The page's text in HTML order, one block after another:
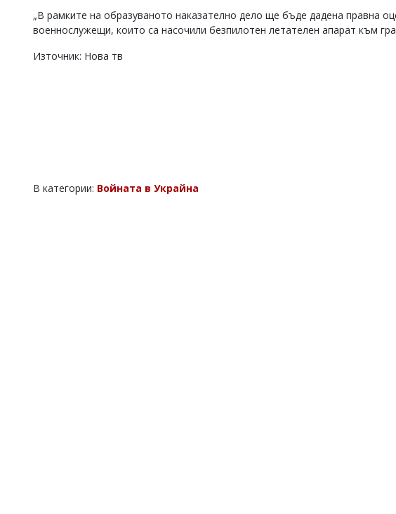
сигнализирайте
„В рамките на образуваното наказателно дело ще бъде дадена правна
военнослужещи, които са насочили безпилотен летателен апарат към
Източник: Нова тв
В категории: Войната в Украйна